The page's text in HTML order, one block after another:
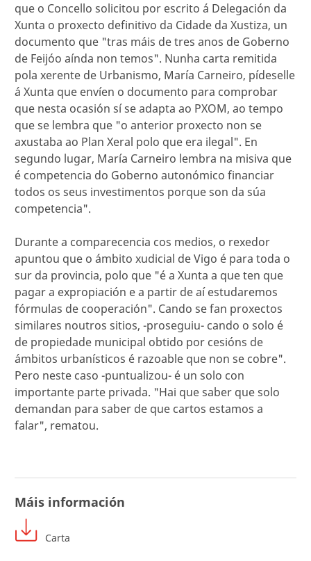
que o Concello solicitou por escrito á Delegación da
Xunta o proxecto definitivo da Cidade da Xustiza, un
documento que "tras máis de tres anos de Goberno
de Feijóo aínda non temos". Nunha carta remitida
pola xerente de Urbanismo, María Carneiro, pídeselle
á Xunta que envíen o documento para comprobar
que nesta ocasión sí se adapta ao PXOM, ao tempo
que se lembra que "o anterior proxecto non se
axustaba ao Plan Xeral polo que era ilegal". En
segundo lugar, María Carneiro lembra na misiva que
é competencia do Goberno autonómico financiar
todos os seus investimentos porque son da súa
competencia".
Durante a comparecencia cos medios, o rexedor
apuntou que o ámbito xudicial de Vigo é para toda o
sur da provincia, polo que "é a Xunta a que ten que
pagar a expropiación e a partir de aí estudaremos
fórmulas de cooperación". Cando se fan proxectos
similares noutros sitios, -proseguiu- cando o solo é
de propiedade municipal obtido por cesións de
ámbitos urbanísticos é razoable que non se cobre".
Pero neste caso -puntualizou- é un solo con
importante parte privada. "Hai que saber que solo
demandan para saber de que cartos estamos a
falar", rematou.
Máis información
Carta